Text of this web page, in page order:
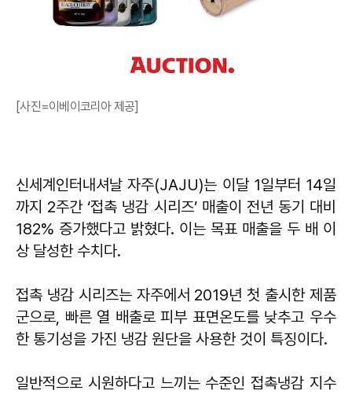
[사진=이베이코리아 제공]
신세계인터내셔날 자주(JAJU)는 이달 1일부터 14일
까지 2주간 ‘접촉 냉감 시리즈’ 매출이 전년 동기 대비
182% 증가했다고 밝혔다. 이는 목표 매출을 두 배 이
상 달성한 수치다.
접촉 냉감 시리즈는 자주에서 2019년 첫 출시한 제품
군으로, 빠른 열 배출로 피부 표면온도를 낮추고 우수
한 통기성을 가진 냉감 원단을 사용한 것이 특징이다.
일반적으로 시원하다고 느끼는 수준인 접촉냉감 지수